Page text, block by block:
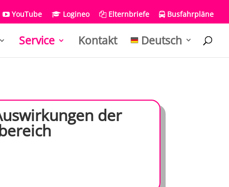
YouTube Logineo Elternbriefe Busfahrpläne
Service Kontakt Deutsch
der